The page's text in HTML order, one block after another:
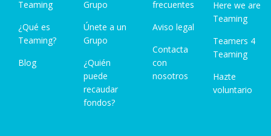
Teaming
¿Qué es
Teaming?
Blog
Grupo
Únete a un
Grupo
¿Quién
puede
recaudar
fondos?
frecuentes
Aviso legal
Contacta
con
nosotros
Here we are
Teaming
Teamers 4
Teaming
Hazte
voluntario